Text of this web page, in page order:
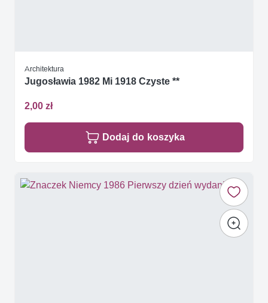
Architektura
Jugosławia 1982 Mi 1918 Czyste **
2,00 zł
Dodaj do koszyka